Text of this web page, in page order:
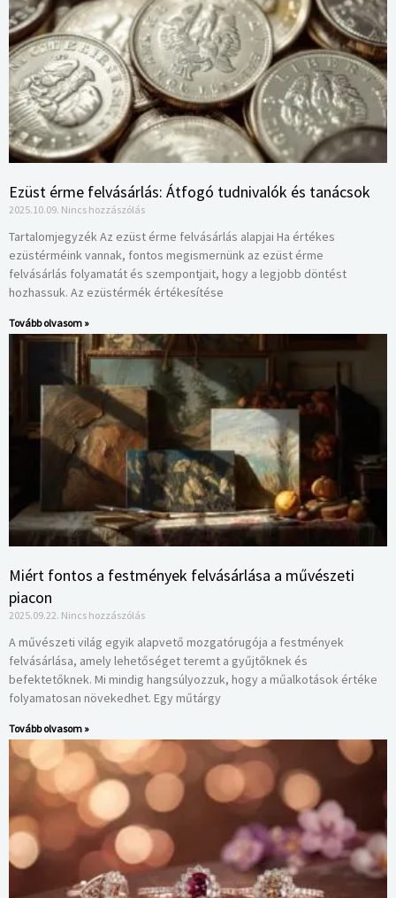
Ezüst érme felvásárlás: Átfogó tudnivalók és tanácsok
2025.10.09. Nincs hozzászólás
Tartalomjegyzék Az ezüst érme felvásárlás alapjai Ha értékes
ezüstérméink vannak, fontos megismernünk az ezüst érme
felvásárlás folyamatát és szempontjait, hogy a legjobb döntést
hozhassuk. Az ezüstérmék értékesítése
Tovább olvasom »
Miért fontos a festmények felvásárlása a művészeti
piacon
2025.09.22. Nincs hozzászólás
A művészeti világ egyik alapvető mozgatórugója a festmények
felvásárlása, amely lehetőséget teremt a gyűjtőknek és
befektetőknek. Mi mindig hangsúlyozzuk, hogy a műalkotások értéke
folyamatosan növekedhet. Egy műtárgy
Tovább olvasom »